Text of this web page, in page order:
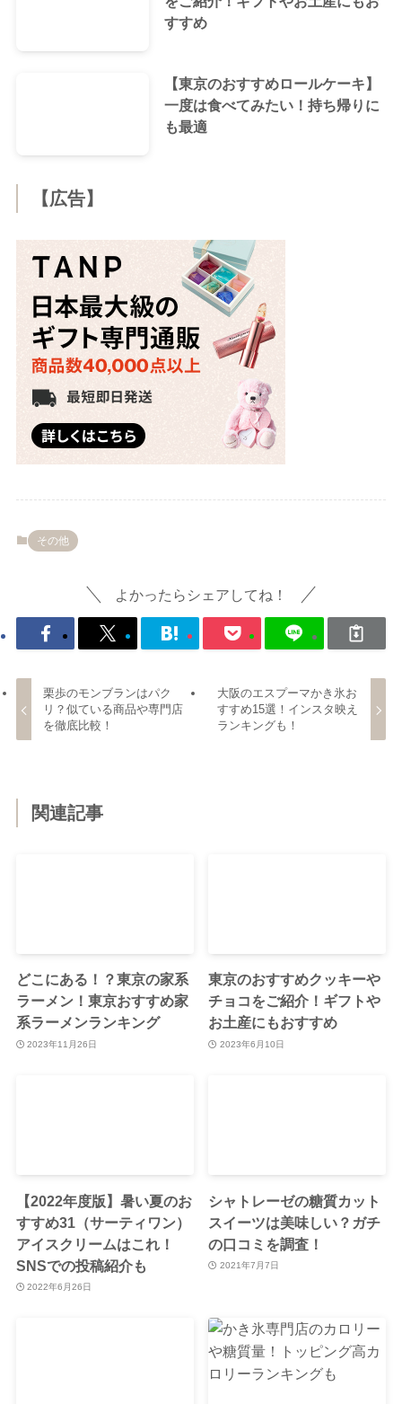
すすめ
【東京のおすすめロールケーキ】
一度は食べてみたい！持ち帰りに
も最適
【広告】
その他
よかったらシェアしてね！
栗歩のモンブランはパク
リ？似ている商品や専門店
を徹底比較！
大阪のエスプーマかき氷お
すすめ15選！インスタ映え
ランキングも！
関連記事
どこにある！？東京の家系
ラーメン！東京おすすめ家
系ラーメンランキング
2023年11月26日
東京のおすすめクッキーや
チョコをご紹介！ギフトや
お土産にもおすすめ
2023年6月10日
【2022年度版】暑い夏のお
すすめ31（サーティワン）
アイスクリームはこれ！
SNSでの投稿紹介も
2022年6月26日
シャトレーゼの糖質カット
スイーツは美味しい？ガチ
の口コミを調査！
2021年7月7日